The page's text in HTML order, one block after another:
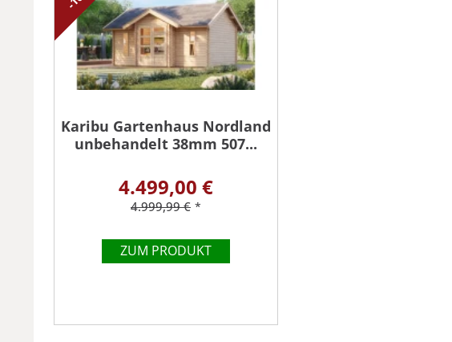
Karibu Gartenhaus Nordland
unbehandelt 38mm 507...
4.499,00 €
4.999,99 € *
ZUM PRODUKT